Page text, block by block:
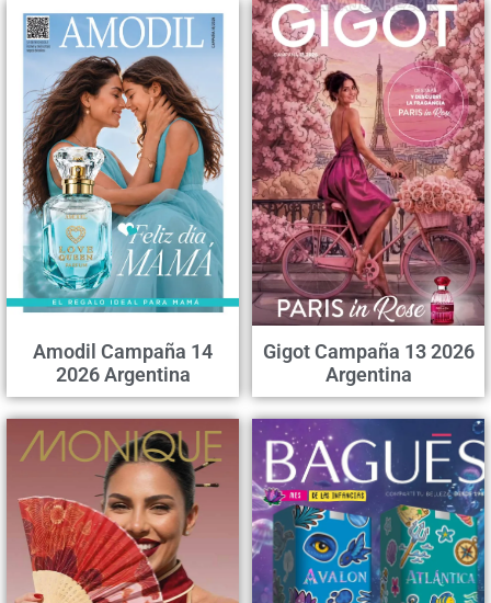
Amodil Campaña 14
2026 Argentina
Gigot Campaña 13 2026
Argentina